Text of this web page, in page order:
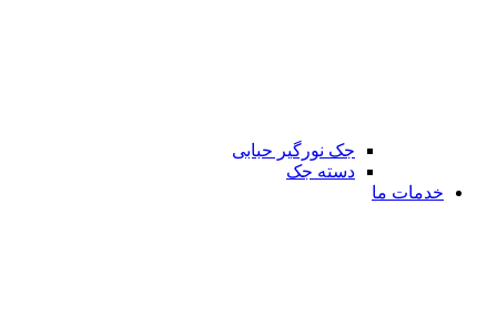
جک نورگیر حبابی
دسته جک
خدمات ما